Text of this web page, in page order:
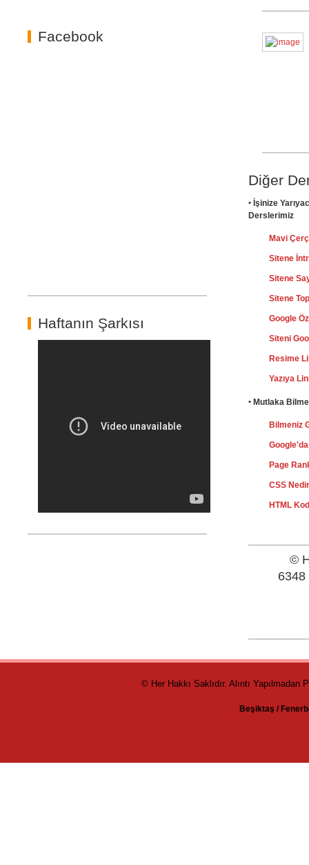
Facebook
Haftanın Şarkısı
Diğer
• İşinize
Derslerimiz
Mavi
Sitene
Sitene
Sitene
Google
Siteni
Resime
Yazıya
• Mutlaka
Bilmeniz
Page
CSS
HTML
©
6348
© Her Hakkı Saklıdır. Alıntı Yapılmadan
Beşiktaş /